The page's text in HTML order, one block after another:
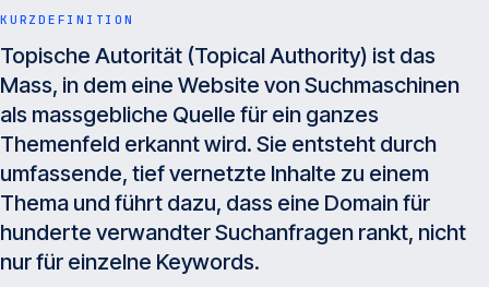
Insights
Glossar 06
Kontakt 07
KURZDEFINITION
Topische Autorität (Topical Authority) ist das
Mass, in dem eine Website von Suchmaschinen
als massgebliche Quelle für ein ganzes
Themenfeld erkannt wird. Sie entsteht durch
umfassende, tief vernetzte Inhalte zu einem
Thema und führt dazu, dass eine Domain für
hunderte verwandter Suchanfragen rankt, nicht
nur für einzelne Keywords.